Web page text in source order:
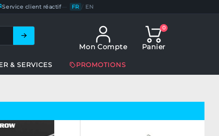
Service client réactif— FR / EN
Mon Compte
0
Panier
& SERVICES PROMOTIONS